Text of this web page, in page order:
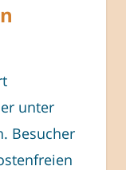
unter
Besucher